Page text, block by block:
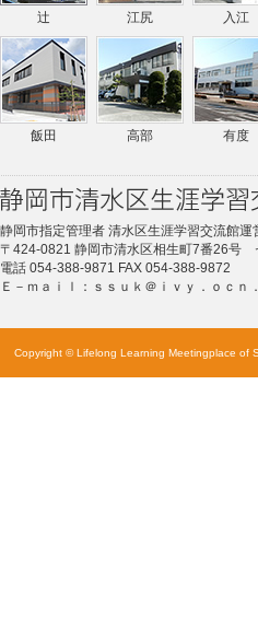
辻 江尻 入江
飯田 高部 有度
静岡市指定管理者 清水区生涯学習交流館運
〒424-0821 静岡市清水区相生町7番26号
電話 054-388-9871 FAX 054-388-9872
Ｅ－ｍａｉｌ：ｓｓｕｋ＠ｉｖｙ．ｏｃｎ
Copyright © Lifelong Learning Meetingplace of